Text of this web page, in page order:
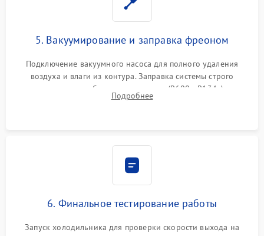
5. Вакуумирование и заправка фреоном
Подключение вакуумного насоса для полного удаления
воздуха и влаги из контура. Заправка системы строго
дозированным объемом хладагента (R600a, R134a) по
электронным весам. Контроль рабочего давления в системе.
Подробнее
6. Финальное тестирование работы
Запуск холодильника для проверки скорости выхода на